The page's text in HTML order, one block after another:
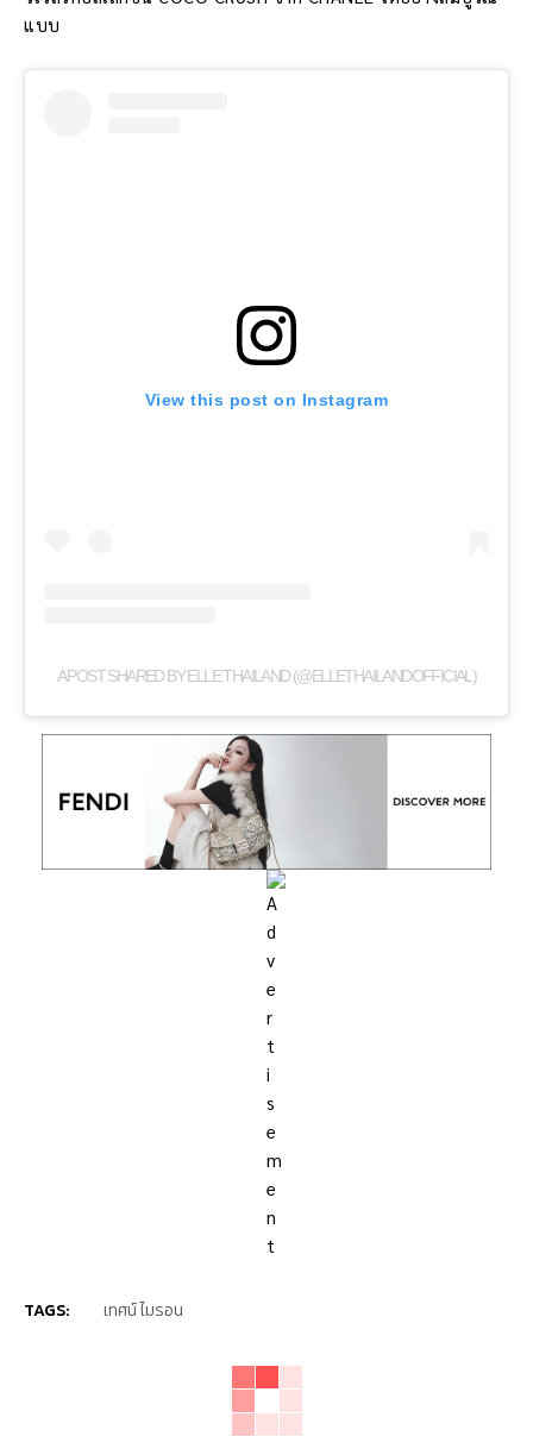
แบบ
View this post on Instagram
A POST SHARED BY ELLE THAILAND (@ELLETHAILANDOFFICIAL)
TAGS: เทศน์ ไมรอน